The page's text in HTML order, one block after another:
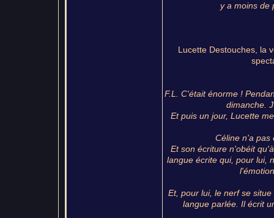
y a moins de
Lucette Destouches, la
F.L. C'était énorme !
dimanche.
Et puis un jour, Lucette
Céline n'a pas
Et son écriture n'obéit
langue écrite qui, pour lui,
Et, pour lui, le nerf se
langue parlée. Il écrit